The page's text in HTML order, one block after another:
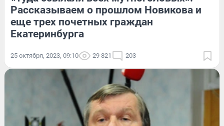
Рассказываем о прошлом Новикова и
еще трех почетных граждан
Екатеринбурга
25 октября, 2023, 09:10 29 821 203